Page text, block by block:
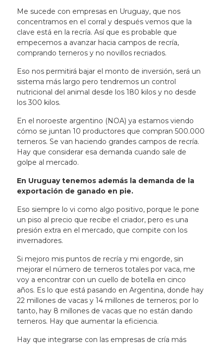
Me sucede con empresas en Uruguay, que nos
concentramos en el corral y después vemos que la
clave está en la recría. Así que es probable que
empecemos a avanzar hacia campos de recría,
comprando terneros y no novillos recriados.
Eso nos permitirá bajar el monto de inversión, será un
sistema más largo pero tendremos un control
nutricional del animal desde los 180 kilos y no desde
los 300 kilos.
En el noroeste argentino (NOA) ya estamos viendo
cómo se juntan 10 productores que compran 500.000
terneros. Se van haciendo grandes campos de recría.
Hay que considerar esa demanda cuando sale de
golpe al mercado.
En Uruguay tenemos además la demanda de la
exportación de ganado en pie.
Eso siempre lo vi como algo positivo, porque le pone
un piso al precio que recibe el criador, pero es una
presión extra en el mercado, que compite con los
invernadores.
Si mejoro mis puntos de recría y mi engorde, sin
mejorar el número de terneros totales por vaca, me
voy a encontrar con un cuello de botella en cinco
años. Es lo que está pasando en Argentina, donde hay
22 millones de vacas y 14 millones de terneros; por lo
tanto, hay 8 millones de vacas que no están dando
terneros. Hay que aumentar la eficiencia.
Hay que integrarse con las empresas de cría más